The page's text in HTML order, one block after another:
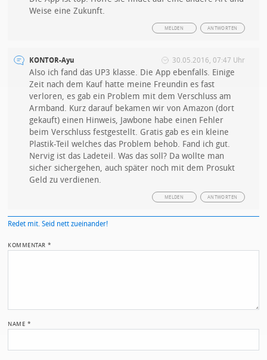
Weise eine Zukunft.
ANTWORTEN
MELDEN
KONTOR-Ayu 30.05.2016, 07:47 Uhr
Also ich fand das UP3 klasse. Die App ebenfalls. Einige
Zeit nach dem Kauf hatte meine Freundin es fast
verloren, es gab ein Problem mit dem Verschluss am
Armband. Kurz darauf bekamen wir von Amazon (dort
gekauft) einen Hinweis, Jawbone habe einen Fehler
beim Verschluss festgestellt. Gratis gab es ein kleine
Plastik-Teil welches das Problem behob. Fand ich gut.
Nervig ist das Ladeteil. Was das soll? Da wollte man
sicher sichergehen, auch später noch mit dem Prosukt
Geld zu verdienen.
ANTWORTEN
MELDEN
Redet mit. Seid nett zueinander!
KOMMENTAR*
NAME *